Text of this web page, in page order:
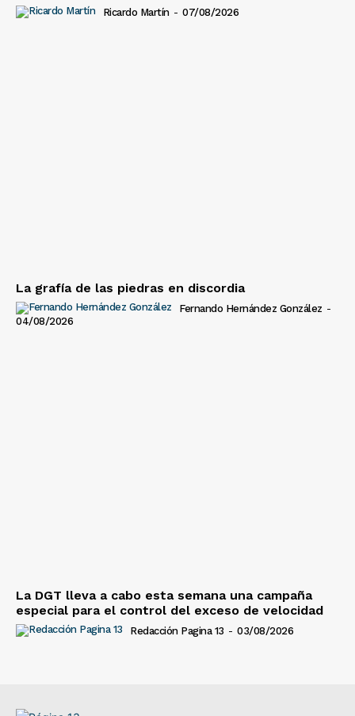
Ricardo Martín - 07/08/2026
La grafía de las piedras en discordia
Fernando Hernández González -
04/08/2026
La DGT lleva a cabo esta semana una campaña
especial para el control del exceso de velocidad
Redacción Pagina 13 - 03/08/2026